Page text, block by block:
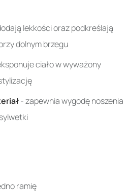
lekkości oraz podkreślają
dolnym brzegu
ciało w wyważony
- zapewnia wygodę noszenia
ramię